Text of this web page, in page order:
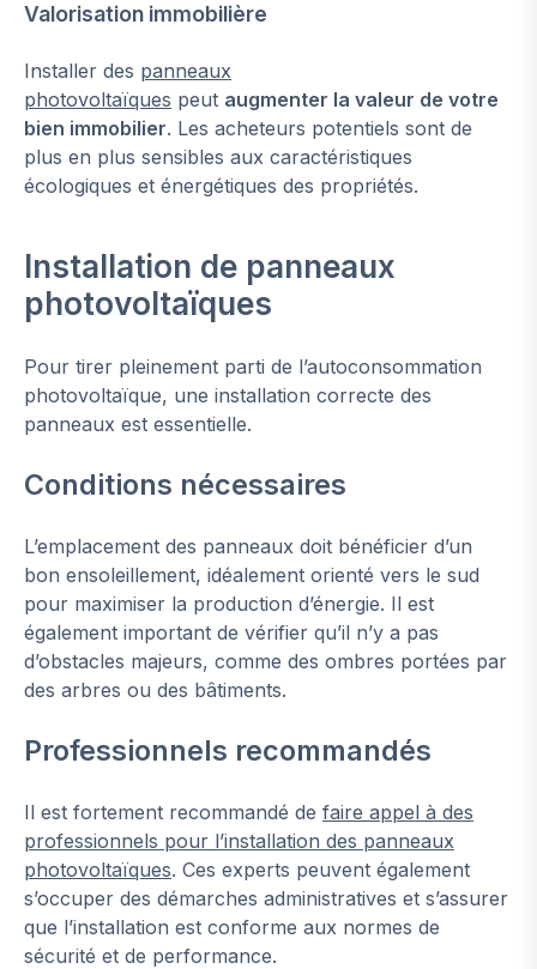
Valorisation immobilière
Installer des panneaux
photovoltaïques peut augmenter la valeur de votre
bien immobilier. Les acheteurs potentiels sont de
plus en plus sensibles aux caractéristiques
écologiques et énergétiques des propriétés.
Installation de panneaux
photovoltaïques
Pour tirer pleinement parti de l’autoconsommation
photovoltaïque, une installation correcte des
panneaux est essentielle.
Conditions nécessaires
L’emplacement des panneaux doit bénéficier d’un
bon ensoleillement, idéalement orienté vers le sud
pour maximiser la production d’énergie. Il est
également important de vérifier qu’il n’y a pas
d’obstacles majeurs, comme des ombres portées par
des arbres ou des bâtiments.
Professionnels recommandés
Il est fortement recommandé de faire appel à des
professionnels pour l’installation des panneaux
photovoltaïques. Ces experts peuvent également
s’occuper des démarches administratives et s’assurer
que l’installation est conforme aux normes de
sécurité et de performance.